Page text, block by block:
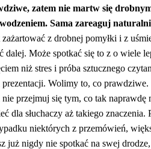
zatem nie martw się
Sama zareaguj
zażartować z drobnej pomyłki i z
dalej. Może spotkać się to z o wiele
niż stres i próba sztucznego
prezentacji. Wolimy to, co prawdziwe.
nie przejmuj się tym, co tak naprawdę
dla słuchaczy aż takiego znaczenia.
niektórych z przemówień,
już nigdy nie spotkać na swej